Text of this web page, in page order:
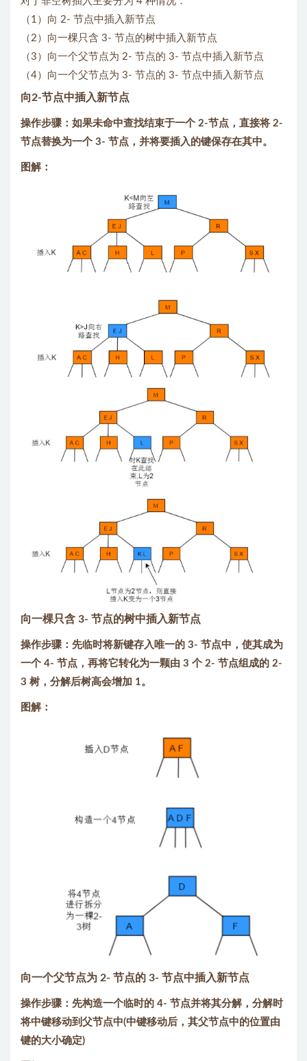
（1）向 2- 节点中插入新节点
（2）向一棵只含 3- 节点的树中插入新节点
（3）向一个父节点为 2- 节点的 3- 节点中插入新节点
（4）向一个父节点为 3- 节点的 3- 节点中插入新节点
向2-节点中插入新节点
操作步骤：如果未命中查找结束于一个 2-节点，直接将 2-
节点替换为一个 3- 节点，并将要插入的键保存在其中。
图解：
向一棵只含 3- 节点的树中插入新节点
操作步骤：先临时将新键存入唯一的 3- 节点中，使其成为
一个 4- 节点，再将它转化为一颗由 3 个 2- 节点组成的 2-
3 树，分解后树高会增加 1。
图解：
向一个父节点为 2- 节点的 3- 节点中插入新节点
操作步骤：先构造一个临时的 4- 节点并将其分解，分解时
将中键移动到父节点中(中键移动后，其父节点中的位置由
键的大小确定)